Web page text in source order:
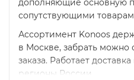
дополняющие основную
сопутствующими
Ассортимент Konoos
в Москве, забрать можно
заказа. Работает
регионы России.